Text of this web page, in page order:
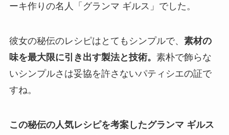
ーキ作りの名人「グランマ ギルス」でした。
彼女の秘伝のレシピはとてもシンプルで、 素材の
味を最大限に引き出す製法と技術。 素朴で飾らな
いシンプルさは妥協を許さないパティシエの証で
すね。
この秘伝の人気レシピを考案したグランマ ギルス